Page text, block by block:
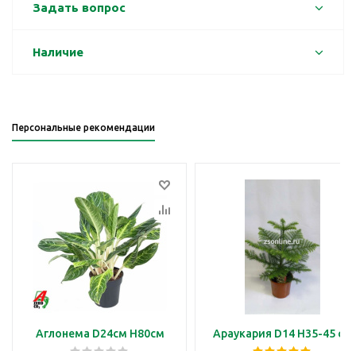
Задать вопрос
Наличие
Персональные рекомендации
Аглонема D24см H80см Араукария D14 H35-45 см